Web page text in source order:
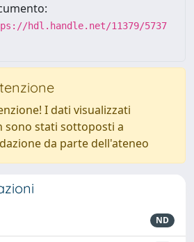
hdl.handle.net/11379/5737
I dati visualizzati
sono stati sottoposti a
da parte dell'ateneo
ND